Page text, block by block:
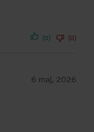
(0) (0)
6 maj, 2026